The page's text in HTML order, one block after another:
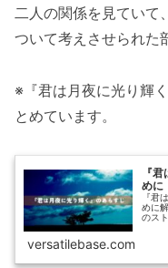
二人の関係を見ていて
ついて考えさせられた
※『君は月夜に光り輝
とめています。
『
めに
『君
めに
のス
versatilebase.com